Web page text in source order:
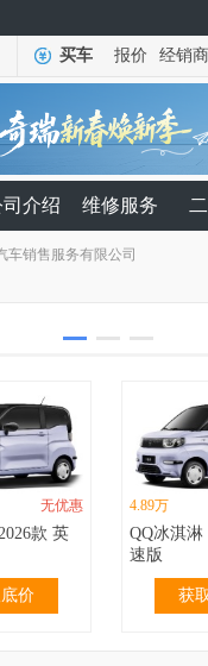
买车 报价 经销商
介绍 维修服务
车销售服务有限公司
无优惠
款 英
价
4.89万
QQ冰淇淋
速版
获